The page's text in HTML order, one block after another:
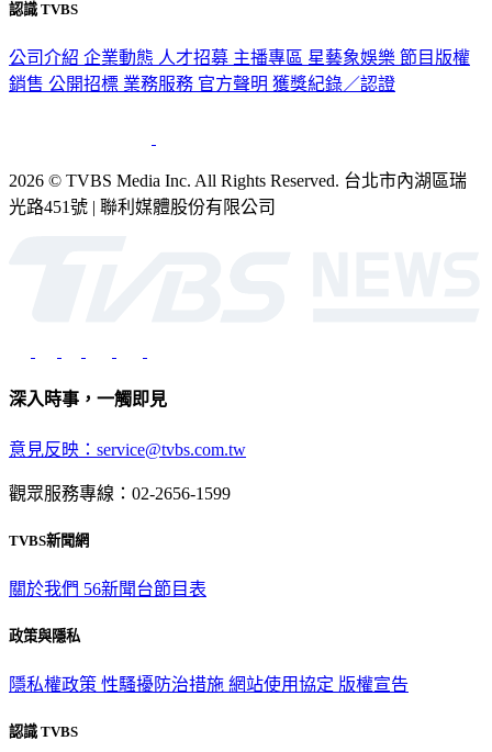
認識 TVBS
公司介紹 企業動態 人才招募 主播專區 星藝象娛樂 節目版權
銷售 公開招標 業務服務 官方聲明 獲獎紀錄／認證
2026 © TVBS Media Inc. All Rights Reserved. 台北市內湖區瑞
光路451號 | 聯利媒體股份有限公司
深入時事，一觸即見
意見反映：service@tvbs.com.tw
觀眾服務專線：02-2656-1599
TVBS新聞網
關於我們 56新聞台節目表
政策與隱私
隱私權政策 性騷擾防治措施 網站使用協定 版權宣告
認識 TVBS